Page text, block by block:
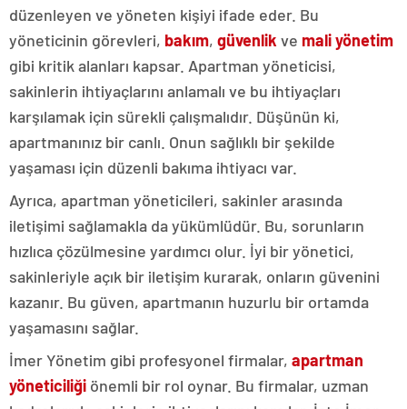
düzenleyen ve yöneten kişiyi ifade eder. Bu
yöneticinin görevleri, bakım, güvenlik ve mali yönetim
gibi kritik alanları kapsar. Apartman yöneticisi,
sakinlerin ihtiyaçlarını anlamalı ve bu ihtiyaçları
karşılamak için sürekli çalışmalıdır. Düşünün ki,
apartmanınız bir canlı. Onun sağlıklı bir şekilde
yaşaması için düzenli bakıma ihtiyacı var.
Ayrıca, apartman yöneticileri, sakinler arasında
iletişimi sağlamakla da yükümlüdür. Bu, sorunların
hızlıca çözülmesine yardımcı olur. İyi bir yönetici,
sakinleriyle açık bir iletişim kurarak, onların güvenini
kazanır. Bu güven, apartmanın huzurlu bir ortamda
yaşamasını sağlar.
İmer Yönetim gibi profesyonel firmalar, apartman
yöneticiliği önemli bir rol oynar. Bu firmalar, uzman